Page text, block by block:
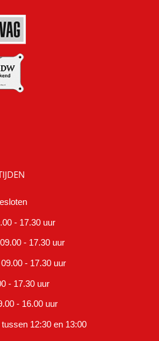
- 17.30 uur
- 17.30 uur
- 17.30 uur
- 17.30 uur
- 16.00 uur
12:30 en 13:00